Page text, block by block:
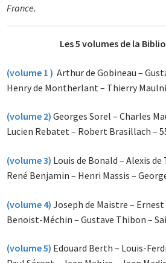
France.
Les 5 volumes de la
(volume 1 ) Arthur de Gobineau –
Henry de Montherlant – Thierry
(volume 2) Georges Sorel – Charles
Lucien Rebatet – Robert Brasillach –
(volume 3) Louis de Bonald – Alexis
René Benjamin – Henri Massis –
(volume 4) Joseph de Maistre –
Benoist-Méchin – Gustave Thibon –
(volume 5) Edouard Berth – Louis-